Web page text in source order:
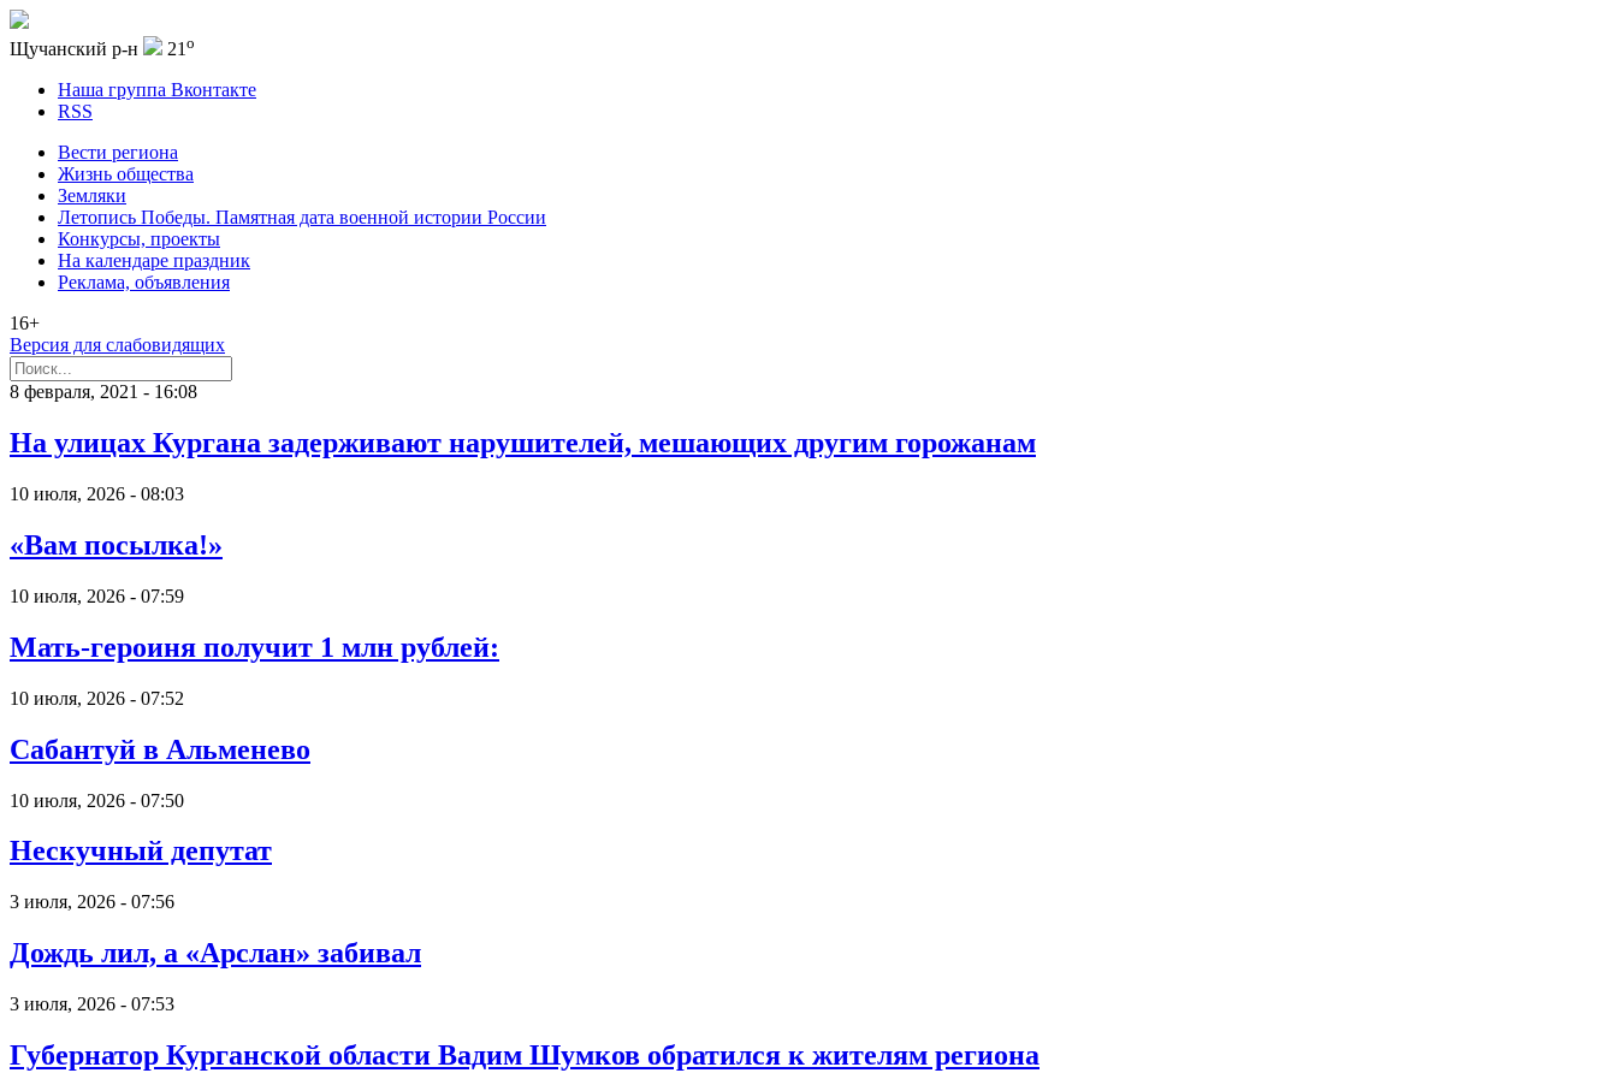
Щучанский р-н 21 o
Наша группа Вконтакте
RSS
Вести региона
Жизнь общества
Земляки
Летопись Победы. Памятная дата военной истории России
Конкурсы, проекты
На календаре праздник
Реклама, объявления
16+
Версия для слабовидящих
8 февраля, 2021 - 16:08
На улицах Кургана задерживают нарушителей, мешающих другим горожанам
10 июля, 2026 - 08:03
«Вам посылка!»
10 июля, 2026 - 07:59
Мать-героиня получит 1 млн рублей:
10 июля, 2026 - 07:52
Сабантуй в Альменево
10 июля, 2026 - 07:50
Нескучный депутат
3 июля, 2026 - 07:56
Дождь лил, а «Арслан» забивал
3 июля, 2026 - 07:53
Губернатор Курганской области Вадим Шумков обратился к жителям региона